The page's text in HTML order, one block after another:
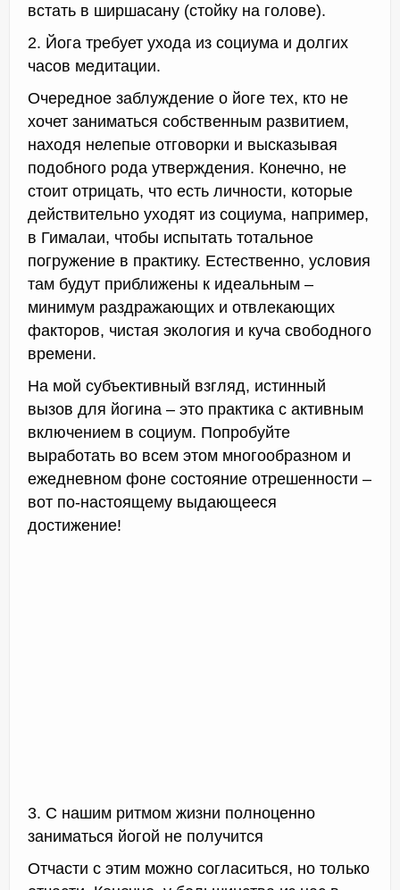
встать в ширшасану (стойку на голове).
2. Йога требует ухода из социума и долгих
часов медитации.
Очередное заблуждение о йоге тех, кто не
хочет заниматься собственным развитием,
находя нелепые отговорки и высказывая
подобного рода утверждения. Конечно, не
стоит отрицать, что есть личности, которые
действительно уходят из социума, например,
в Гималаи, чтобы испытать тотальное
погружение в практику. Естественно, условия
там будут приближены к идеальным –
минимум раздражающих и отвлекающих
факторов, чистая экология и куча свободного
времени.
На мой субъективный взгляд, истинный
вызов для йогина – это практика с активным
включением в социум. Попробуйте
выработать во всем этом многообразном и
ежедневном фоне состояние отрешенности –
вот по-настоящему выдающееся
достижение!
3. С нашим ритмом жизни полноценно
заниматься йогой не получится
Отчасти с этим можно согласиться, но только